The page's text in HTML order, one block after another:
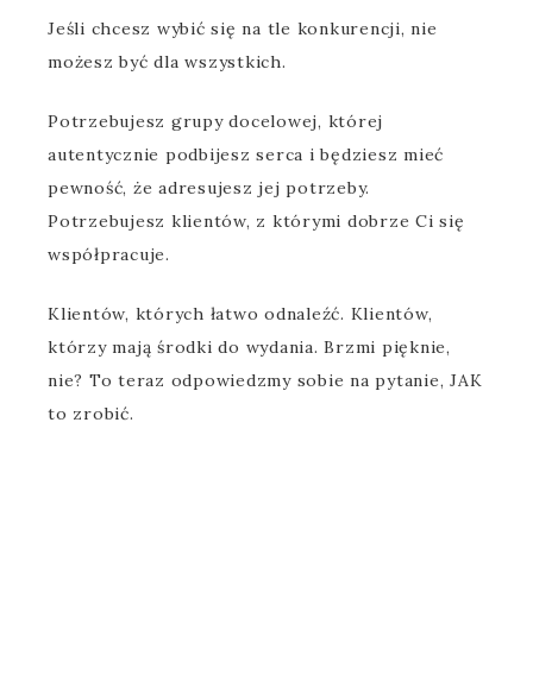
Jeśli chcesz wybić się na tle konkurencji, nie
możesz być dla wszystkich.
Potrzebujesz grupy docelowej, której
autentycznie podbijesz serca i będziesz mieć
pewność, że adresujesz jej potrzeby.
Potrzebujesz klientów, z którymi dobrze Ci się
współpracuje.
Klientów, których łatwo odnaleźć. Klientów,
którzy mają środki do wydania. Brzmi pięknie,
nie? To teraz odpowiedzmy sobie na pytanie, JAK
to zrobić.